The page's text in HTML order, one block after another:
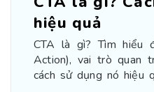
hiệu quả
CTA là gì? Tìm hiểu
Action), vai trò quan
cách sử dụng nó hiệu